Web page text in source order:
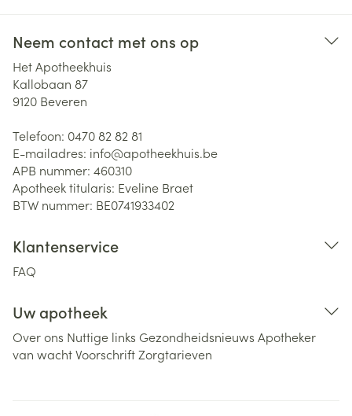
Neem contact met ons op
Het Apotheekhuis
Kallobaan 87
9120 Beveren
Telefoon: 0470 82 82 81
E-mailadres: info@apotheekhuis.be
APB nummer: 460310
Apotheek titularis: Eveline Braet
BTW nummer: BE0741933402
Klantenservice
FAQ
Uw apotheek
Over ons Nuttige links Gezondheidsnieuws Apotheker
van wachtVoorschriftZorgtarieven